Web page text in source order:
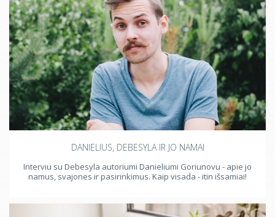
DANIELIUS, DEBESYLA IR JO NAMAI
Interviu su Debesyla autoriumi Danieliumi Goriunovu - apie jo
namus, svajones ir pasirinkimus. Kaip visada - itin išsamiai!